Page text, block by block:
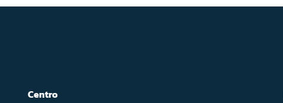
Centro